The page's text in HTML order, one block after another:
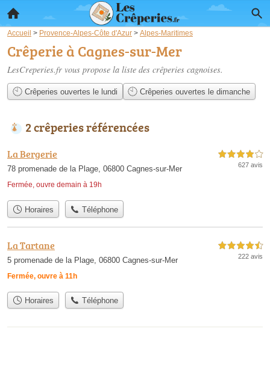
Accueil > Provence-Alpes-Côte d'Azur > Alpes-Maritimes
Crêperie à Cagnes-sur-Mer
LesCreperies.fr vous propose la liste des crêperies cagnoises.
Crêperies ouvertes le lundi Crêperies ouvertes le dimanche
2 crêperies référencées
La Bergerie
78 promenade de la Plage, 06800 Cagnes-sur-Mer
Fermée, ouvre demain à 19h
4,0 étoiles sur 5
627 avis
Horaires Téléphone
La Tartane
5 promenade de la Plage, 06800 Cagnes-sur-Mer
Fermée, ouvre à 11h
4,5 étoiles sur 5
222 avis
Horaires Téléphone